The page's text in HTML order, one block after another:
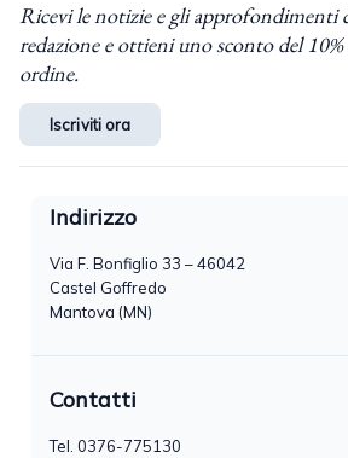
Ricevi le notizie e gli approfondimenti
redazione e ottieni uno sconto del
ordine.
Iscriviti ora
Indirizzo
Via F. Bonfiglio 33 – 46042
Castel Goffredo
Mantova (MN)
Contatti
Tel. 0376-775130